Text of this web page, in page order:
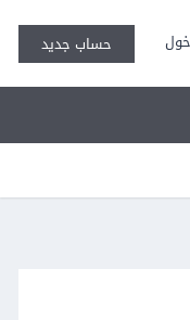
حساب جديد